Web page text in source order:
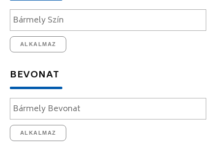
ALKALMAZ
BEVONAT
ALKALMAZ